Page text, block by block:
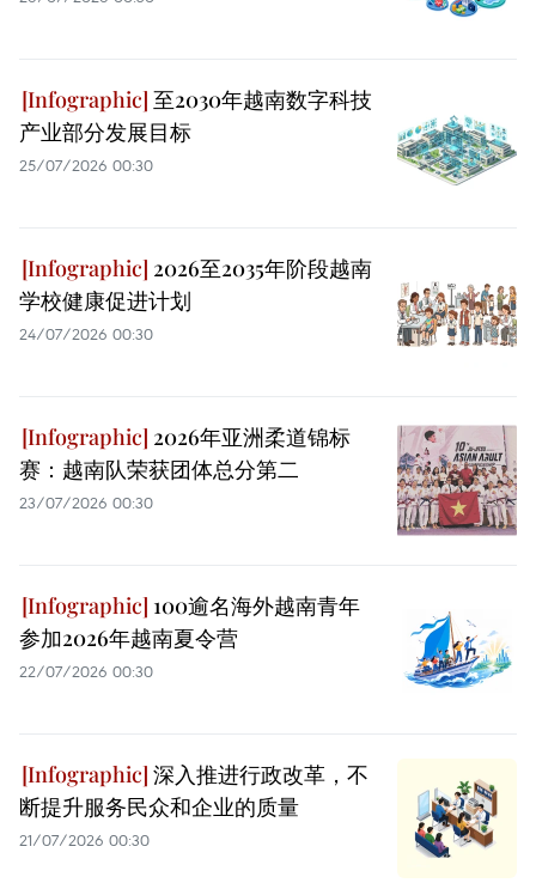
至2030年越南数字科技
产业部分发展目标
25/07/2026 00:30
2026至2035年阶段越南
学校健康促进计划
24/07/2026 00:30
2026年亚洲柔道锦标
赛：越南队荣获团体总分第二
23/07/2026 00:30
100逾名海外越南青年
参加2026年越南夏令营
22/07/2026 00:30
深入推进行政改革，不
断提升服务民众和企业的质量
21/07/2026 00:30